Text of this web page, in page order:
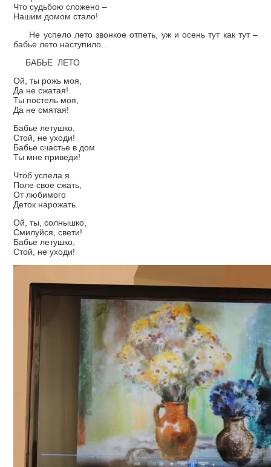
Что судьбою сложено –
Нашим домом стало!
Не успело лето звонкое отпеть, уж и осень тут как тут –
бабье лето наступило…
БАБЬЕ ЛЕТО
Ой, ты рожь моя,
Да не сжатая!
Ты постель моя,
Да не смятая!
Бабье летушко,
Стой, не уходи!
Бабье счастье в дом
Ты мне приведи!
Чтоб успела я
Поле свое сжать,
От любимого
Деток нарожать.
Ой, ты, солнышко,
Смилуйся, свети!
Бабье летушко,
Стой, не уходи!